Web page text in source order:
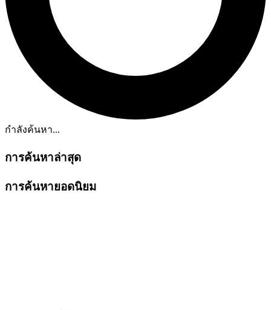
กำลังค้นหา...
การค้นหาล่าสุด
การค้นหายอดนิยม